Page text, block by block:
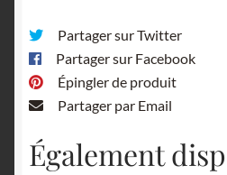
Partager sur Twitter
Partager sur Facebook
Épingler de produit
Partager par Email
Également